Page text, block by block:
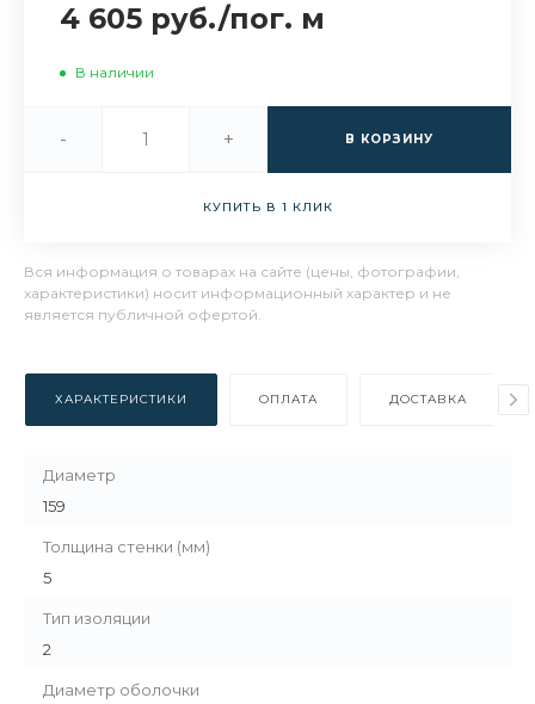
4 605 руб./пог. м
В наличии
- + В КОРЗИНУ
КУПИТЬ В 1 КЛИК
Вся информация о товарах на сайте (цены, фотографии,
характеристики) носит информационный характер и не
является публичной офертой.
ХАРАКТЕРИСТИКИ ОПЛАТА ДОСТАВКА
Диаметр
159
Толщина стенки (мм)
5
Тип изоляции
2
Диаметр оболочки